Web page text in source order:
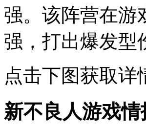
强。该阵营在游
强，打出爆发型
点击下图获取详
新不良人游戏